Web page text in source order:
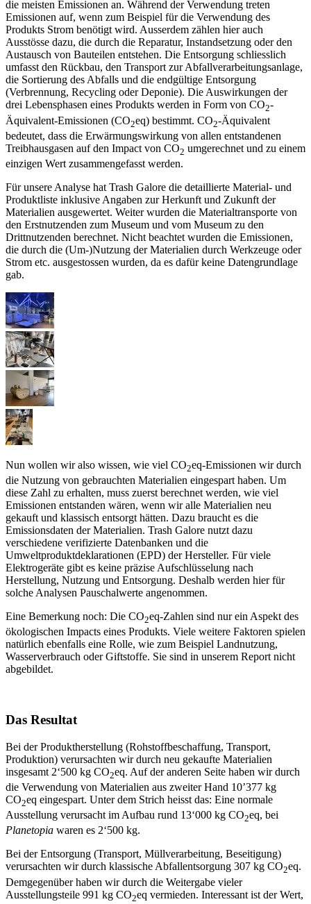
die meisten Emissionen an. Während der Verwendung treten
Emissionen auf, wenn zum Beispiel für die Verwendung des
Produkts Strom benötigt wird. Ausserdem zählen hier auch
Ausstösse dazu, die durch die Reparatur, Instandsetzung oder den
Austausch von Bauteilen entstehen. Die Entsorgung schliesslich
umfasst den Rückbau, den Transport zur Abfallverarbeitungsanlage,
die Sortierung des Abfalls und die endgültige Entsorgung
(Verbrennung, Recycling oder Deponie). Die Auswirkungen der
drei Lebensphasen eines Produkts werden in Form von CO2-
Äquivalent-Emissionen (CO2eq) bestimmt. CO2-Äquivalent
bedeutet, dass die Erwärmungswirkung von allen entstandenen
Treibhausgasen auf den Impact von CO2 umgerechnet und zu einem
einzigen Wert zusammengefasst werden.
Für unsere Analyse hat Trash Galore die detaillierte Material- und
Produktliste inklusive Angaben zur Herkunft und Zukunft der
Materialien ausgewertet. Weiter wurden die Materialtransporte von
den Erstnutzenden zum Museum und vom Museum zu den
Drittnutzenden berechnet. Nicht beachtet wurden die Emissionen,
die durch die (Um-)Nutzung der Materialien durch Werkzeuge oder
Strom etc. ausgestossen wurden, da es dafür keine Datengrundlage
gab.
Nun wollen wir also wissen, wie viel CO2eq-Emissionen wir durch
die Nutzung von gebrauchten Materialien eingespart haben. Um
diese Zahl zu erhalten, muss zuerst berechnet werden, wie viel
Emissionen entstanden wären, wenn wir alle Materialien neu
gekauft und klassisch entsorgt hätten. Dazu braucht es die
Emissionsdaten der Materialien. Trash Galore nutzt dazu
verschiedene verifizierte Datenbanken und die
Umweltproduktdeklarationen (EPD) der Hersteller. Für viele
Elektrogeräte gibt es keine präzise Aufschlüsselung nach
Herstellung, Nutzung und Entsorgung. Deshalb werden hier für
solche Analysen Pauschalwerte angenommen.
Eine Bemerkung noch: Die CO2eq-Zahlen sind nur ein Aspekt des
ökologischen Impacts eines Produkts. Viele weitere Faktoren spielen
natürlich ebenfalls eine Rolle, wie zum Beispiel Landnutzung,
Wasserverbrauch oder Giftstoffe. Sie sind in unserem Report nicht
abgebildet.
Das Resultat
Bei der Produktherstellung (Rohstoffbeschaffung, Transport,
Produktion) verursachten wir durch neu gekaufte Materialien
insgesamt 2‘500 kg CO2eq. Auf der anderen Seite haben wir durch
die Verwendung von Materialien aus zweiter Hand 10’377 kg
CO2eq eingespart. Unter dem Strich heisst das: Eine normale
Ausstellung verursacht im Aufbau rund 13‘000 kg CO2eq, bei
Planetopia waren es 2‘500 kg.
Bei der Entsorgung (Transport, Müllverarbeitung, Beseitigung)
verursachten wir durch klassische Abfallentsorgung 307 kg CO2eq.
Demgegenüber haben wir durch die Weitergabe vieler
Ausstellungsteile 991 kg CO2eq vermieden. Interessant ist der Wert,